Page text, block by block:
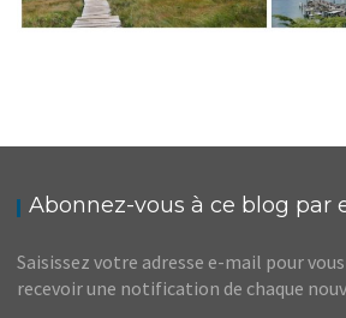
Abonnez-vous à ce blog par
Saisissez votre adresse e-mail pour
recevoir une notification de chaque